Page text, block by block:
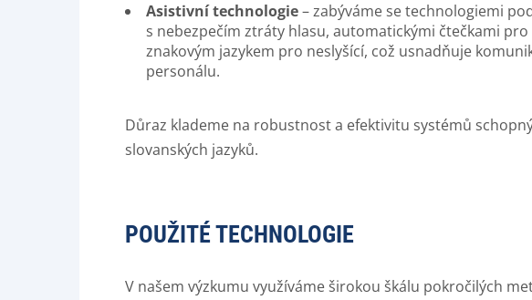
Asistivní technologie– zabýváme se technologiemi
s nebezpečím ztráty hlasu, automatickými čtečkami
znakovým jazykem pro neslyšící, což usnadňuje
personálu.
Důraz klademe na robustnost a efektivitu systémů
slovanských jazyků.
POUŽITÉ TECHNOLOGIE
V našem výzkumu využíváme širokou škálu pokročilých